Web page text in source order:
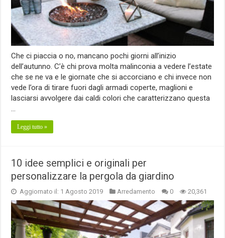
Che ci piaccia o no, mancano pochi giorni all’inizio
dell’autunno. C’è chi prova molta malinconia a vedere l’estate
che se ne va e le giornate che si accorciano e chi invece non
vede l’ora di tirare fuori dagli armadi coperte, maglioni e
lasciarsi avvolgere dai caldi colori che caratterizzano questa
…
Leggi tutto »
10 idee semplici e originali per
personalizzare la pergola da giardino
Aggiornato il: 1 Agosto 2019 Arredamento 0 20,361